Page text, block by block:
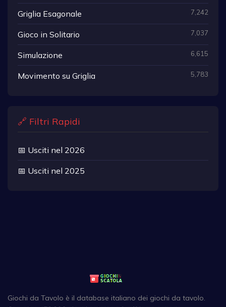
Griglia Esagonale 7,242
Gioco in Solitario 7,037
Simulazione 6,615
Movimento su Griglia 5,783
🔗 Filtri Rapidi
📅 Usciti nel 2026
📅 Usciti nel 2025
Giochi da Tavolo è il database italiano dei giochi da tavolo.